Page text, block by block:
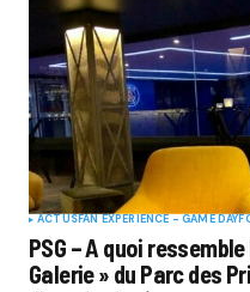
ACTUSFAN EXPERIENCE - GAME DAY
PSG – A quoi
Galerie » du Parc des